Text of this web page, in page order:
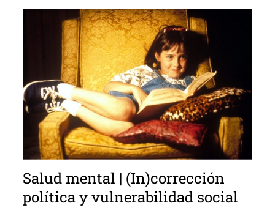
Salud mental | (In)corrección
política y vulnerabilidad social